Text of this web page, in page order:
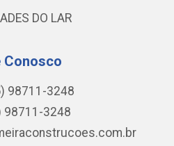
DO LAR
Conosco
98711-3248
98711-3248